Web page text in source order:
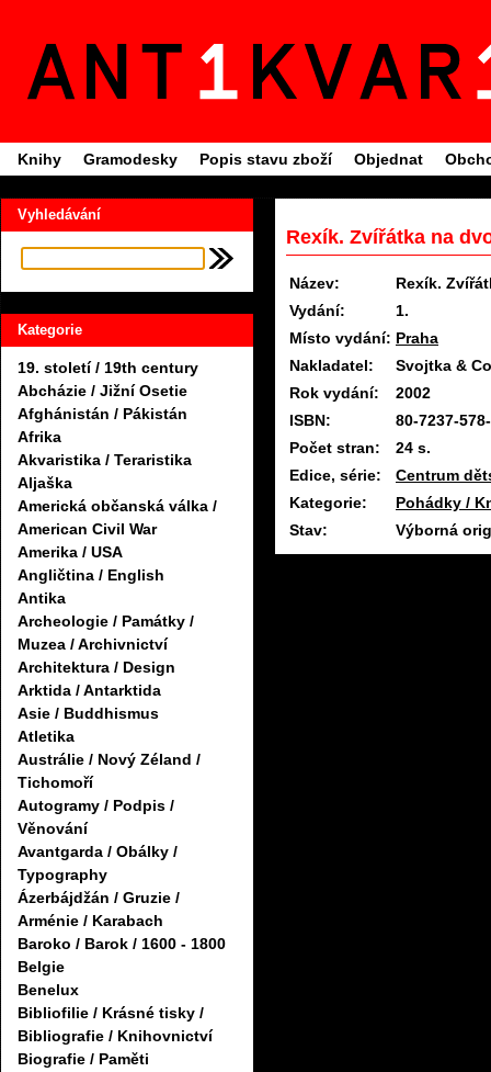
Knihy Gramodesky Popis stavu zboží Objednat
Vyhledávání
Kategorie
19. století / 19th century
Abcházie / Jižní Osetie
Afghánistán / Pákistán
Afrika
Akvaristika / Teraristika
Aljaška
Americká občanská válka /
American Civil War
Amerika / USA
Angličtina / English
Antika
Archeologie / Památky /
Muzea / Archivnictví
Architektura / Design
Arktida / Antarktida
Asie / Buddhismus
Atletika
Austrálie / Nový Zéland /
Tichomoří
Autogramy / Podpis /
Věnování
Avantgarda / Obálky /
Typography
Ázerbájdžán / Gruzie /
Arménie / Karabach
Baroko / Barok / 1600 - 1800
Belgie
Benelux
Bibliofilie / Krásné tisky /
Bibliografie / Knihovnictví
Biografie / Paměti
Rexík. Zvířátka na
Název:
Rexík.
Vydání:
1.
Místo vydání: Praha
Nakladatel:
Svojtka & Co
Rok vydání:
2002
ISBN:
80-7237-
Počet stran:
24 s.
Edice, série:
Centrum
Kategorie:
Pohádky /
Stav:
Výborná